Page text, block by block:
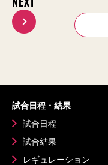
試合日程・結果
試合日程
試合結果
レギュレーション